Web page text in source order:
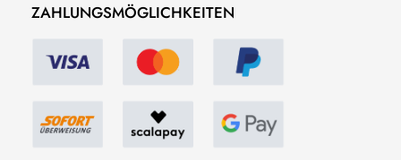
ZAHLUNGSMÖGLICHKEITEN